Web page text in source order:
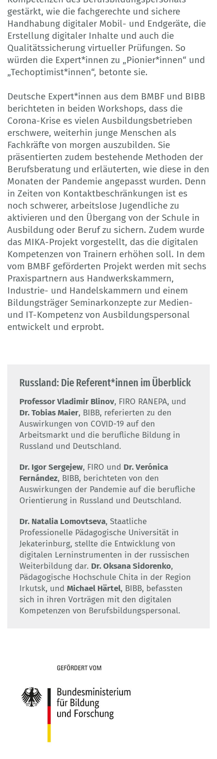
gestärkt, wie die fachgerechte und sichere
Handhabung digitaler Mobil- und Endgeräte, die
Erstellung digitaler Inhalte und auch die
Qualitätssicherung virtueller Prüfungen. So
würden die Expert*innen zu „Pionier*innen“ und
„Techoptimist*innen“, betonte sie.
Deutsche Expert*innen aus dem BMBF und BIBB
berichteten in beiden Workshops, dass die
Corona-Krise es vielen Ausbildungsbetrieben
erschwere, weiterhin junge Menschen als
Fachkräfte von morgen auszubilden. Sie
präsentierten zudem bestehende Methoden der
Berufsberatung und erläuterten, wie diese in den
Monaten der Pandemie angepasst wurden. Denn
in Zeiten von Kontaktbeschränkungen ist es
noch schwerer, arbeitslose Jugendliche zu
aktivieren und den Übergang von der Schule in
Ausbildung oder Beruf zu sichern. Zudem wurde
das MIKA-Projekt vorgestellt, das die digitalen
Kompetenzen von Trainern erhöhen soll. In dem
vom BMBF geförderten Projekt werden mit sechs
Praxispartnern aus Handwerkskammern,
Industrie- und Handelskammern und einem
Bildungsträger Seminarkonzepte zur Medien-
und IT-Kompetenz von Ausbildungspersonal
entwickelt und erprobt.
Russland: Die Referent*innen im Überblick
Professor Vladimir Blinov, FIRO RANEPA, und
Dr. Tobias Maier, BIBB, referierten zu den
Auswirkungen von COVID-19 auf den
Arbeitsmarkt und die berufliche Bildung in
Russland und Deutschland.
Dr. Igor Sergejew, FIRO und Dr. Verónica
Fernández, BIBB, berichteten von den
Auswirkungen der Pandemie auf die berufliche
Orientierung in Russland und Deutschland.
Dr. Natalia Lomovtseva, Staatliche
Professionelle Pädagogische Universität in
Jekaterinburg, stellte die Entwicklung von
digitalen Lerninstrumenten in der russischen
Weiterbildung dar. Dr. Oksana Sidorenko,
Pädagogische Hochschule Chita in der Region
Irkutsk, und Michael Härtel, BIBB, befassten
sich in ihren Vorträgen mit den digitalen
Kompetenzen von Berufsbildungspersonal.